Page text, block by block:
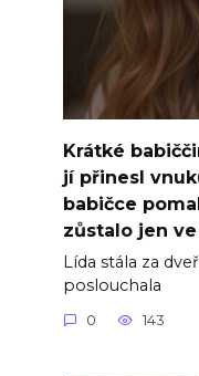
Krátké
jí přinesl
babičce
zůstalo jen
Lída stála za
poslouchala
0 143